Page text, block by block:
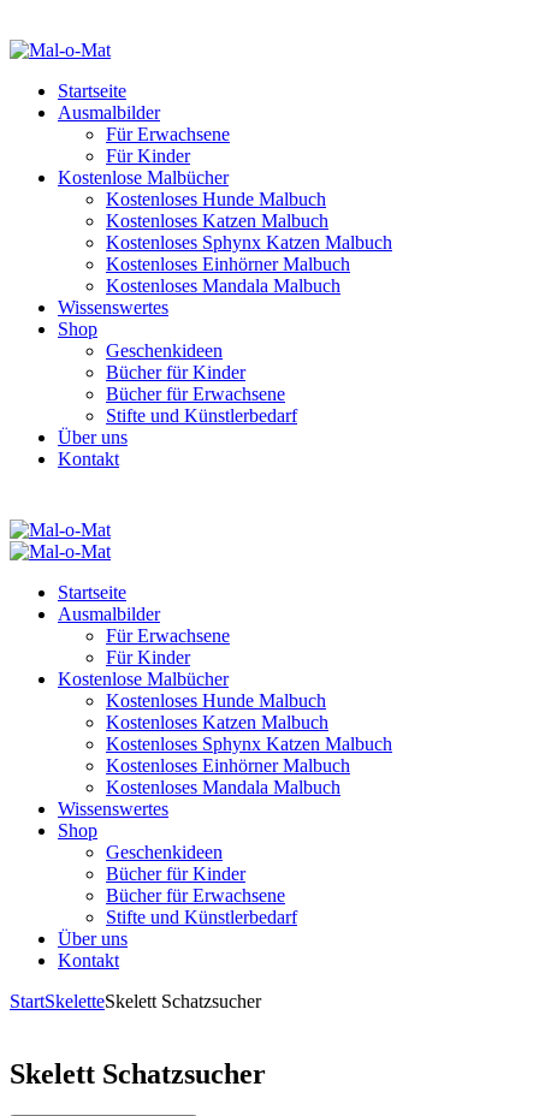
Startseite
Ausmalbilder
Für Erwachsene
Für Kinder
Kostenlose Malbücher
Kostenloses Hunde Malbuch
Kostenloses Katzen Malbuch
Kostenloses Sphynx Katzen Malbuch
Kostenloses Einhörner Malbuch
Kostenloses Mandala Malbuch
Wissenswertes
Shop
Geschenkideen
Bücher für Kinder
Bücher für Erwachsene
Stifte und Künstlerbedarf
Über uns
Kontakt
Startseite
Ausmalbilder
Für Erwachsene
Für Kinder
Kostenlose Malbücher
Kostenloses Hunde Malbuch
Kostenloses Katzen Malbuch
Kostenloses Sphynx Katzen Malbuch
Kostenloses Einhörner Malbuch
Kostenloses Mandala Malbuch
Wissenswertes
Shop
Geschenkideen
Bücher für Kinder
Bücher für Erwachsene
Stifte und Künstlerbedarf
Über uns
Kontakt
StartSkeletteSkelett Schatzsucher
Skelett Schatzsucher